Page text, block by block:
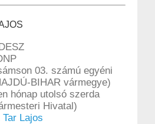
03. számú egyéni
BIHAR vármegye)
hónap utolsó szerda
Hivatal)
Lajos